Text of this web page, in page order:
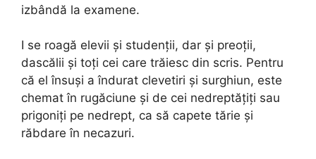
izbândă la examene.
I se roagă elevii și studenții, dar și preoții,
dascălii și toți cei care trăiesc din scris. Pentru
că el însuși a îndurat clevetiri și surghiun, este
chemat în rugăciune și de cei nedreptățiți sau
prigoniți pe nedrept, ca să capete tărie și
răbdare în necazuri.